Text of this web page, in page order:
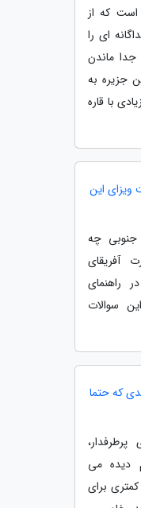
است که از
ای را
ماندن
جزیره به
با قاره
ویزای این
جنوبی چه
آفریقای
راهنمای
سوالات
که حتما
دیده می
برای